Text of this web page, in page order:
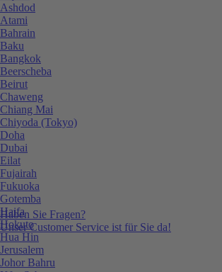
Haben Sie Fragen?
Unser Customer Service ist für Sie da!
Ashdod
Atami
Bahrain
Baku
Bangkok
Beerscheba
Beirut
Chaweng
Chiang Mai
Chiyoda (Tokyo)
Doha
Dubai
Eilat
Fujairah
Fukuoka
Gotemba
Haifa
Hokuto
Hua Hin
Jerusalem
Johor Bahru